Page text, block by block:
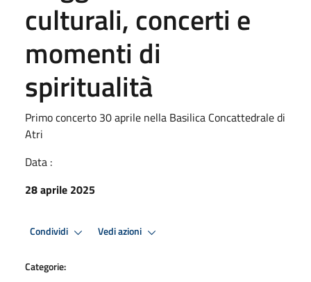
culturali, concerti e
momenti di
spiritualità
Primo concerto 30 aprile nella Basilica Concattedrale di
Atri
Data :
28 aprile 2025
Condividi Vedi azioni
Categorie: